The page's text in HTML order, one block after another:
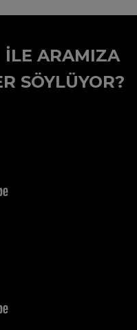
İLE ARAMIZA
SÖYLÜYOR?